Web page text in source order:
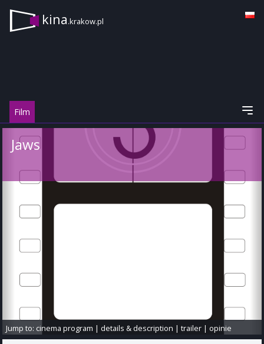
kina.krakow.pl
Film
Jaws
Jump to: cinema program |details & description |trailer |opinie